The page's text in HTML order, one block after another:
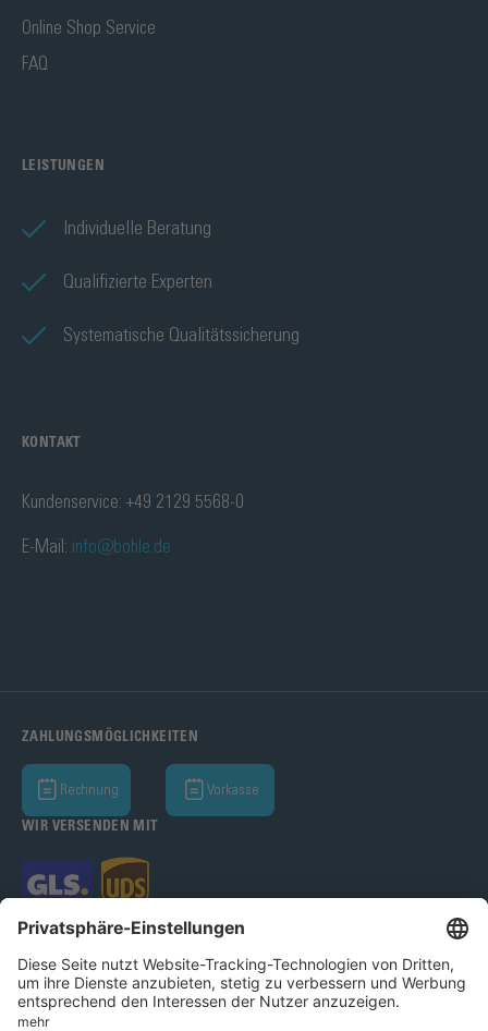
Online Shop Service
FAQ
LEISTUNGEN
Individuelle Beratung
Qualifizierte Experten
Systematische Qualitätssicherung
KONTAKT
Kundenservice: +49 2129 5568-0
E-Mail: info@bohle.de
ZAHLUNGSMÖGLICHKEITEN
Rechnung Vorkasse
WIR VERSENDEN MIT
Bohle AG 2026